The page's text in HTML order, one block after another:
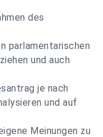
des
parlamentarischen
und auch
je nach
und auf
Meinungen zu